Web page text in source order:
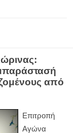
από
Επιτροπή
Αγώνα